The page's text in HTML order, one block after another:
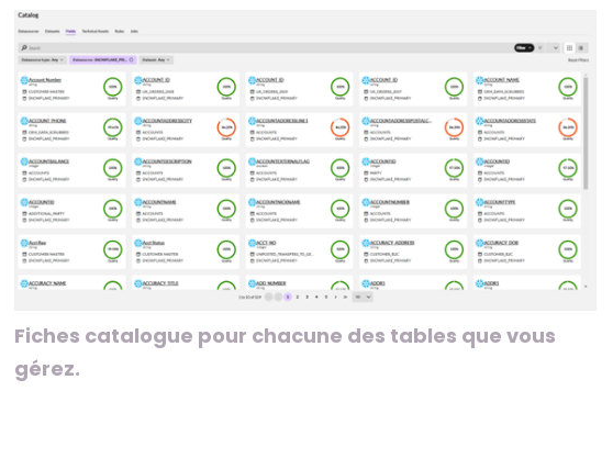
Fiches catalogue pour chacune des tables que vous
gérez.